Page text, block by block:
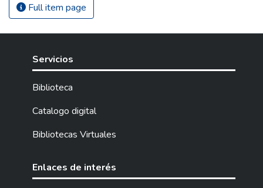
Full item page
Servicios
Biblioteca
Catalogo digital
Bibliotecas Virtuales
Enlaces de interés